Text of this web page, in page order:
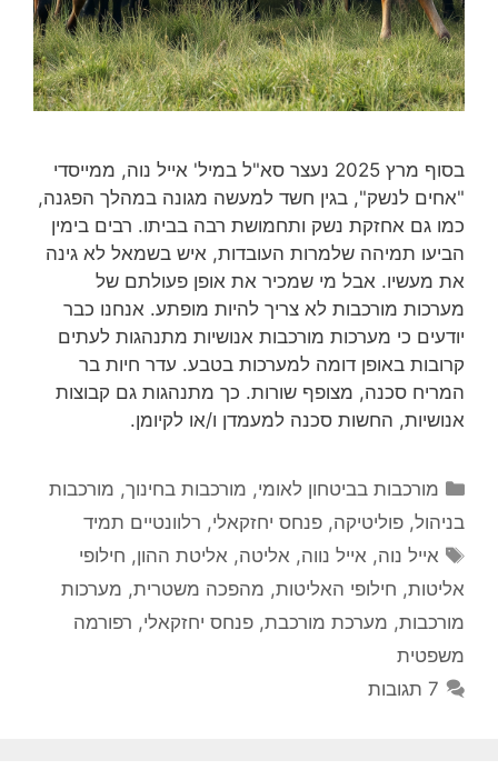
בסוף מרץ 2025 נעצר סא"ל במיל' אייל נוה, ממייסדי
"אחים לנשק", בגין חשד למעשה מגונה במהלך הפגנה,
כמו גם אחזקת נשק ותחמושת רבה בביתו. רבים בימין
הביעו תמיהה שלמרות העובדות, איש בשמאל לא גינה
את מעשיו. אבל מי שמכיר את אופן פעולתם של
מערכות מורכבות לא צריך להיות מופתע. אנחנו כבר
יודעים כי מערכות מורכבות אנושיות מתנהגות לעתים
קרובות באופן דומה למערכות בטבע. עדר חיות בר
המריח סכנה, מצופף שורות. כך מתנהגות גם קבוצות
אנושיות, החשות סכנה למעמדן ו/או לקיומן.
קטגוריות
מורכבות בביטחון לאומי, מורכבות בחינוך, מורכבות
בניהול, פוליטיקה, פנחס יחזקאלי, רלוונטיים תמיד
תגיות
אייל נוה, אייל נווה, אליטה, אליטת ההון, חילופי
אליטות, חילופי האליטות, מהפכה משטרית, מערכות
מורכבות, מערכת מורכבת, פנחס יחזקאלי, רפורמה
משפטית
7 תגובות